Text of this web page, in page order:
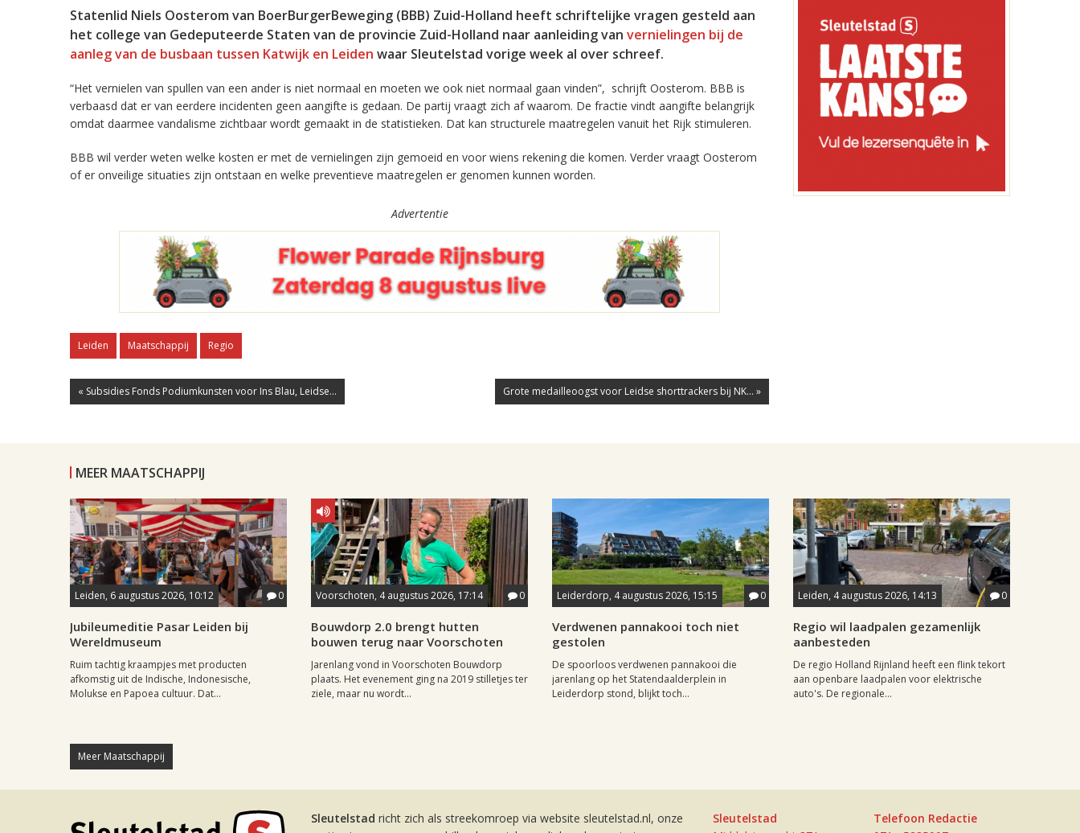
Statenlid Niels Oosterom van BoerBurgerBeweging (BBB) Zuid-Holland heeft schriftelijke vragen gesteld aan
het college van Gedeputeerde Staten van de provincie Zuid-Holland naar aanleiding van vernielingen bij de
aanleg van de busbaan tussen Katwijk en Leiden waar Sleutelstad vorige week al over schreef.
“Het vernielen van spullen van een ander is niet normaal en moeten we ook niet normaal gaan vinden”, schrijft Oosterom. BBB is
verbaasd dat er van eerdere incidenten geen aangifte is gedaan. De partij vraagt zich af waarom. De fractie vindt aangifte belangrijk
omdat daarmee vandalisme zichtbaar wordt gemaakt in de statistieken. Dat kan structurele maatregelen vanuit het Rijk stimuleren.
BBB wil verder weten welke kosten er met de vernielingen zijn gemoeid en voor wiens rekening die komen. Verder vraagt Oosterom
of er onveilige situaties zijn ontstaan en welke preventieve maatregelen er genomen kunnen worden.
Advertentie
Leiden Maatschappij Regio
« Subsidies Fonds Podiumkunsten voor Ins Blau, Leidse... Grote medailleoogst voor Leidse shorttrackers bij NK... »
MEER MAATSCHAPPIJ
Leiden, 6 augustus 2026, 10:12 0
Jubileumeditie Pasar Leiden bij
Wereldmuseum
Ruim tachtig kraampjes met producten
afkomstig uit de Indische, Indonesische,
Molukse en Papoea cultuur. Dat...
Voorschoten, 4 augustus 2026, 17:14 0
Bouwdorp 2.0 brengt hutten
bouwen terug naar Voorschoten
Jarenlang vond in Voorschoten Bouwdorp
plaats. Het evenement ging na 2019 stilletjes ter
ziele, maar nu wordt...
Leiderdorp, 4 augustus 2026, 15:15 0
Verdwenen pannakooi toch niet
gestolen
De spoorloos verdwenen pannakooi die
jarenlang op het Statendaalderplein in
Leiderdorp stond, blijkt toch...
Leiden, 4 augustus 2026, 14:13 0
Regio wil laadpalen gezamenlijk
aanbesteden
De regio Holland Rijnland heeft een flink tekort
aan openbare laadpalen voor elektrische
auto's. De regionale...
Meer Maatschappij
Sleutelstad richt zich als streekomroep via website sleutelstad.nl, onze
Sleutelstad
Telefoon Redactie